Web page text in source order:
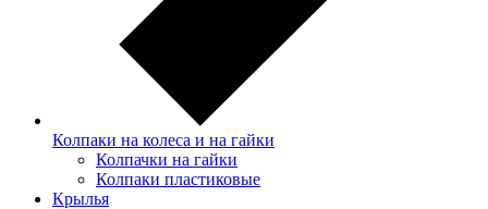
Колпаки на колеса и на гайки
Колпачки на гайки
Колпаки пластиковые
Крылья